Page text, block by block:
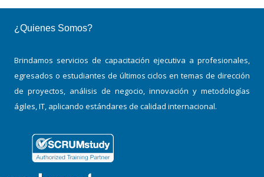
¿Quienes Somos?
Brindamos servicios de capacitación ejecutiva a profesionales,
egresados o estudiantes de últimos ciclos en temas de dirección
de proyectos, análisis de negocio, innovación y metodologías
ágiles, IT, aplicando estándares de calidad internacional.